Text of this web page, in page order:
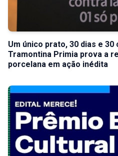
Um único prato, 30 dias e
Tramontina Primia prova a
porcelana em ação inédita